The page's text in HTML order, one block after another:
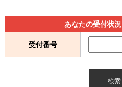
待ち状況確認
交付状況確認
あなたの受付状
受付番号